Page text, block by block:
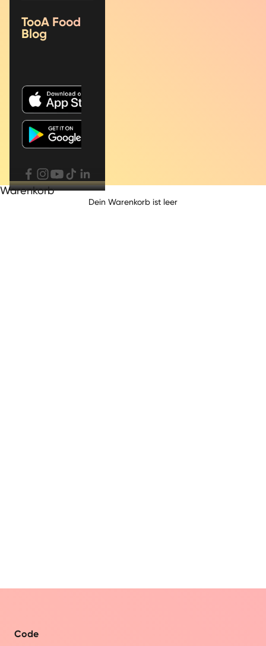
TooA Food
Blog
Warenkorb
Dein Warenkorb ist leer
BASI COMPLETE
Code